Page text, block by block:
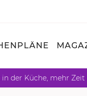
der Küche, mehr Zeit